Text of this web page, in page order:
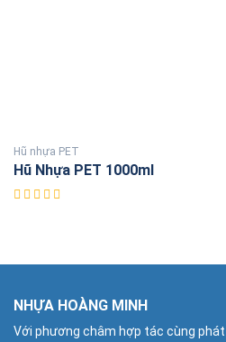
Hũ nhựa PET
Hũ Nhựa PET 1000ml
NHỰA HOÀNG MINH
Với phương châm hợp tác cùng